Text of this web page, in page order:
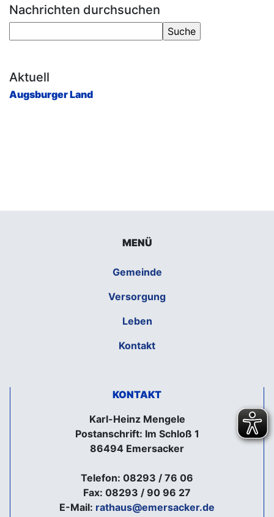
Nachrichten durchsuchen
Aktuell
Augsburger Land
MENÜ
Gemeinde
Versorgung
Leben
Kontakt
KONTAKT
Karl-Heinz Mengele
Postanschrift: Im Schloß 1
86494 Emersacker
Telefon: 08293 / 76 06
Fax: 08293 / 90 96 27
E-Mail: rathaus@emersacker.de